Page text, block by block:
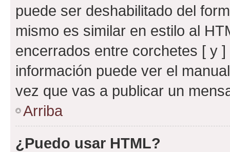
puede ser deshabilitado del
mismo es similar en estilo al
encerrados entre corchetes [ y
información puede ver el
vez que vas a publicar un
Arriba
¿Puedo usar HTML?